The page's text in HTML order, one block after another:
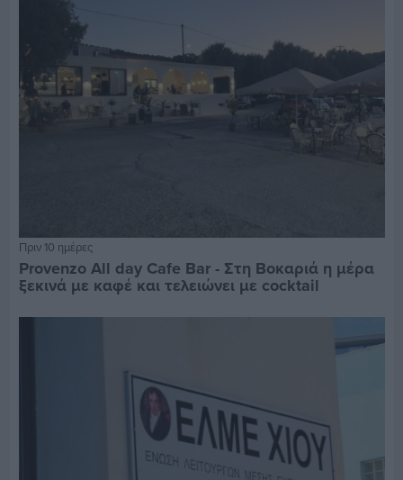
Πριν 10 ημέρες
Provenzo All day Cafe Bar - Στη Βοκαριά η μέρα
ξεκινά με καφέ και τελειώνει με cocktail